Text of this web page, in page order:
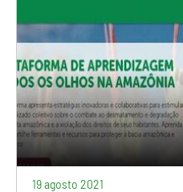
19 agosto 2021